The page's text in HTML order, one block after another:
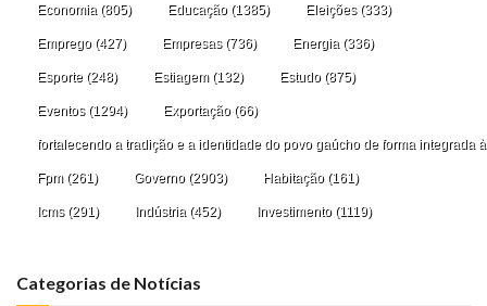
Economia (805) Educação(1385) Eleições(333)
Emprego(427) Empresas(736) Energia (336)
Esporte (248) Estiagem(132) Estudo(875)
Eventos(1294) Exportação(66)
fortalecendo a tradição e a identidade do povo gaúcho de forma
Fpm(261) Governo(2903) Habitação(161)
Icms(291) Indústria (452) Investimento(1119)
Categorias de Notícias